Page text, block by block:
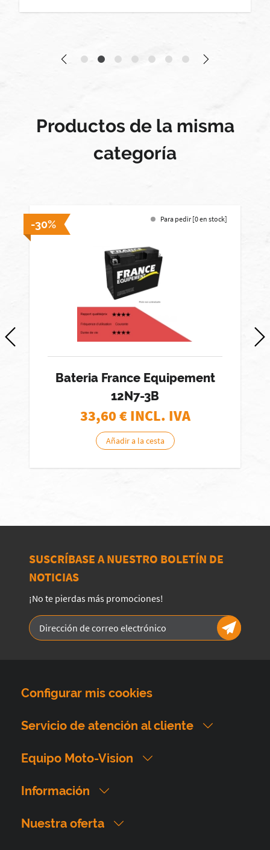
Productos de la misma
categoría
-30% Para pedir [0 en stock]
Bateria France Equipement
12N7-3B
33,60€ INCL. IVA
Añadir a la cesta
SUSCRÍBASE A NUESTRO BOLETÍN DE
NOTICIAS
¡No te pierdas más promociones!
Configurar mis cookies
Servicio de atención al cliente
Equipo Moto-Vision
Información
Nuestra oferta